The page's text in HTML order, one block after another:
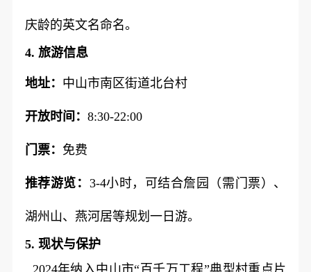
庆龄的英文名命名。
4. 旅游信息
地址： 中山市南区街道北台村
开放时间： 8:30-22:00
门票： 免费
推荐游览： 3-4小时，可结合詹园（需门票）、
湖州山、燕河居等规划一日游。
5. 现状与保护